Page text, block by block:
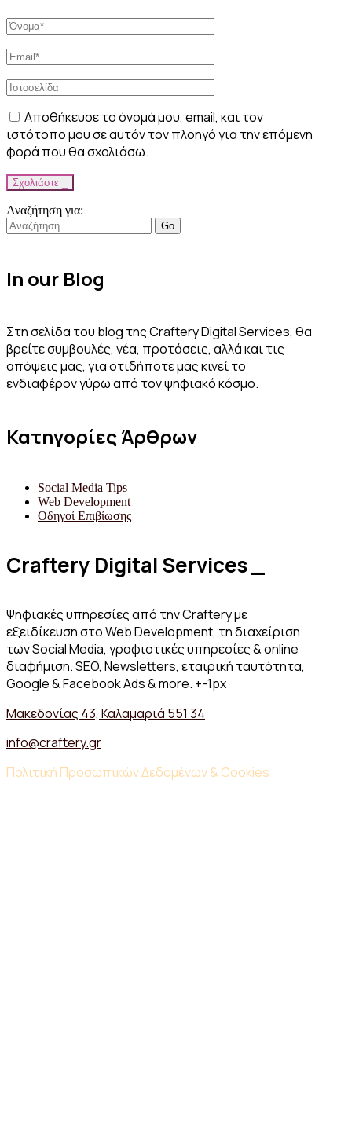
Αποθήκευσε το όνομά μου, email, και τον
ιστότοπο μου σε αυτόν τον πλοηγό για την επόμενη
φορά που θα σχολιάσω.
Σχολιάστε _
Αναζήτηση για:
Go
In our Blog
Στη σελίδα του blog της Craftery Digital Services, θα
βρείτε συμβουλές, νέα, προτάσεις, αλλά και τις
απόψεις μας, για οτιδήποτε μας κινεί το
ενδιαφέρον γύρω από τον ψηφιακό κόσμο.
Κατηγορίες Άρθρων
Social Media Tips
Web Development
Οδηγοί Επιβίωσης
Craftery Digital Services _
Ψηφιακές υπηρεσίες από την Craftery με
εξειδίκευση στο Web Development, τη διαχείριση
των Social Media, γραφιστικές υπηρεσίες & online
διαφήμιση. SEO, Newsletters, εταιρική ταυτότητα,
Google & Facebook Ads & more. +-1px
Μακεδονίας 43, Καλαμαριά 551 34
info@craftery.gr
Πολιτική Προσωπικών Δεδομένων & Cookies